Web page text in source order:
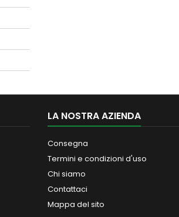
LA NOSTRA AZIENDA
Consegna
Termini e condizioni d'uso
Chi siamo
Contattaci
Mappa del sito